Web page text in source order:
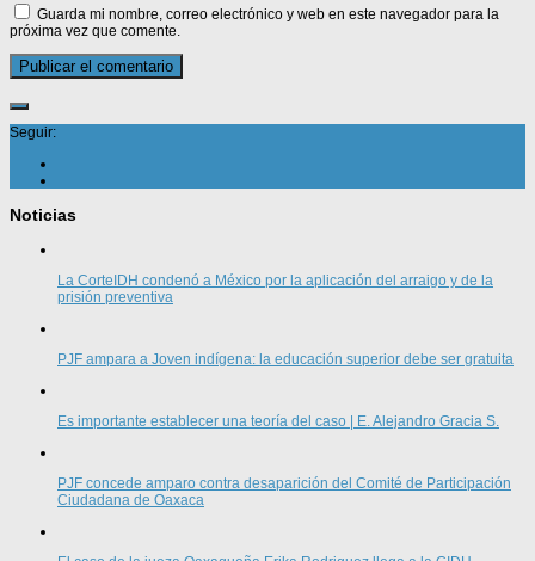
Guarda mi nombre, correo electrónico y web en este navegador para la
próxima vez que comente.
Seguir:
Noticias
La CorteIDH condenó a México por la aplicación del arraigo y de la
prisión preventiva
PJF ampara a Joven indígena: la educación superior debe ser gratuita
Es importante establecer una teoría del caso | E. Alejandro Gracia S.
PJF concede amparo contra desaparición del Comité de Participación
Ciudadana de Oaxaca